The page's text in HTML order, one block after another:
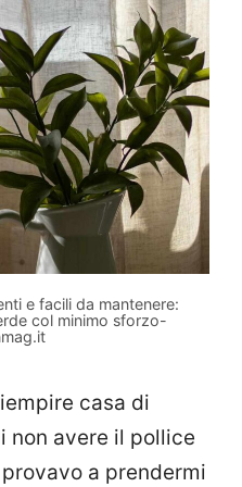
e facili da mantenere:
col minimo sforzo-
casa di
non avere il pollice
a prendermi